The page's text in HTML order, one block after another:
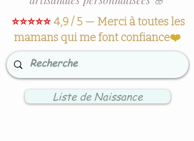
⭐⭐⭐⭐⭐4,9 / 5 — Merci à toutes les
mamans qui me font confiance❤️
Liste de Naissance